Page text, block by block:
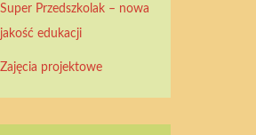
2026 2026202620262026
Super Przedszkolak – nowa
jakość edukacji
Zajęcia projektowe